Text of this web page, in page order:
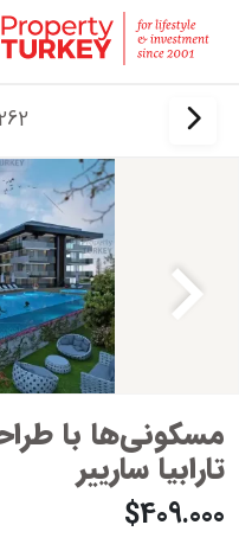
مسکونی‌ها با
تارابیا سارییر
$409.000